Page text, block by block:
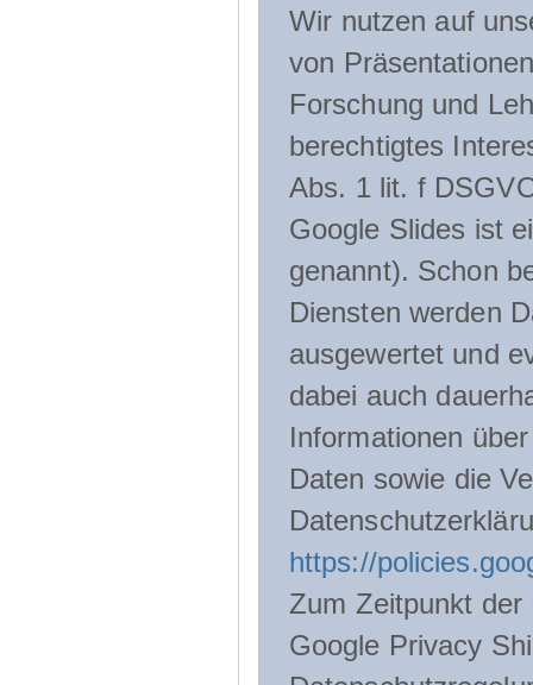
Wir nutzen auf
von
Forschung und
berechtigtes
Abs. 1 lit. f
Google Slides ist
genannt). Schon
Diensten werden
ausgewertet und
dabei auch
Informationen
Daten sowie die
https://
Zum Zeitpunkt der
Google Privacy